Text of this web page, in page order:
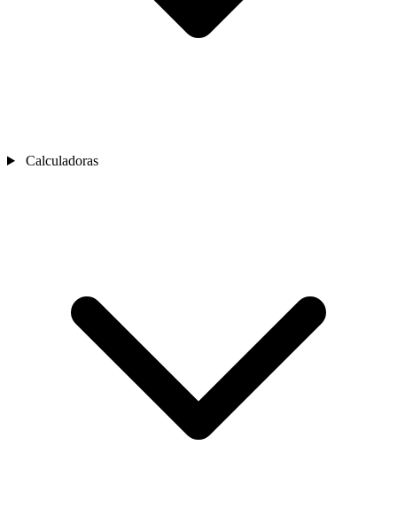
Calculadoras